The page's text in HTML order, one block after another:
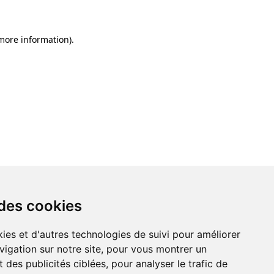
cookies
et d'autres technologies de suivi pour améliorer
sur notre site, pour vous montrer un
des publicités ciblées, pour analyser le trafic de
information).